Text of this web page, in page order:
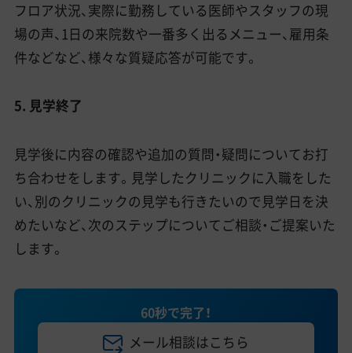
フロア状況、実際に勤務している医師やスタッフの現
場の声、1日の来院数や一番多く出るメニュー、雇用条
件などなど、様々な質疑応答が可能です。
5. 見学終了
見学後に内容の確認や追加の質問・疑問についてお打
ち合わせをします。見学したクリニックに入職をした
い、別のクリニックの見学も行きたいので見学日を決
めたいなど、次のステップについてご相談・ご提案いた
します。
60秒で完了！
メール相談はこちら